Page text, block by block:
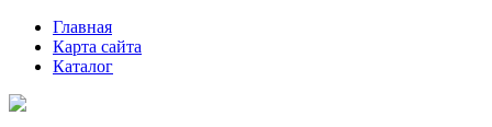
Главная
Карта сайта
Каталог